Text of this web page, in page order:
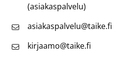
(asiakaspalvelu)
asiakaspalvelu@taike.fi
kirjaamo@taike.fi